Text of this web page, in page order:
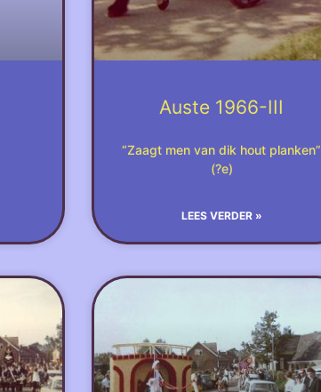
Auste 1966-III
“Zaagt men van dik hout planken”
(?e)
LEES VERDER »